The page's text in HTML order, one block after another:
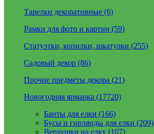
Тарелки декоративные (6)
Рамки для фото и картин (59)
Статуэтки, копилки, шкатулки (255)
Садовый декор (86)
Прочие предметы декора (21)
Новогодняя ярмарка (17720)
Банты для елки (166)
Бусы и гирлянды для елки (209)
Верхушки на елку (107)